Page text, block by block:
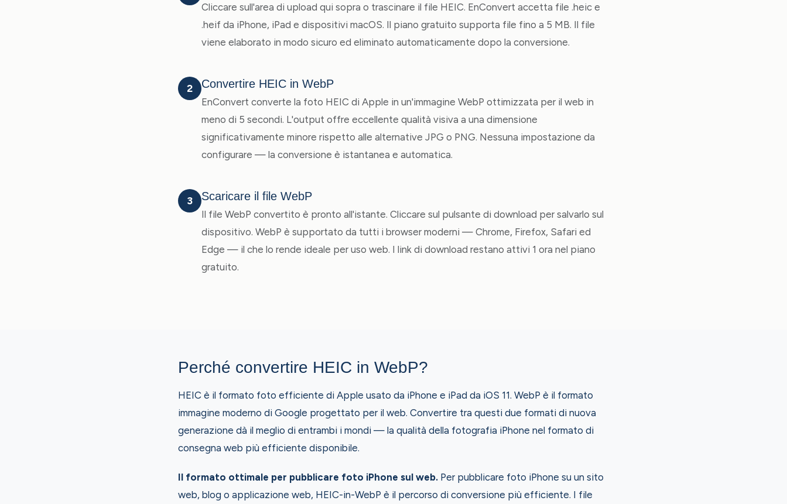
Cliccare sull'area di upload qui sopra o trascinare il file HEIC. EnConvert accetta file .heic e
.heif da iPhone, iPad e dispositivi macOS. Il piano gratuito supporta file fino a 5 MB. Il file
viene elaborato in modo sicuro ed eliminato automaticamente dopo la conversione.
2 Convertire HEIC in WebP
EnConvert converte la foto HEIC di Apple in un'immagine WebP ottimizzata per il web in
meno di 5 secondi. L'output offre eccellente qualità visiva a una dimensione
significativamente minore rispetto alle alternative JPG o PNG. Nessuna impostazione da
configurare — la conversione è istantanea e automatica.
3 Scaricare il file WebP
Il file WebP convertito è pronto all'istante. Cliccare sul pulsante di download per salvarlo sul
dispositivo. WebP è supportato da tutti i browser moderni — Chrome, Firefox, Safari ed
Edge — il che lo rende ideale per uso web. I link di download restano attivi 1 ora nel piano
gratuito.
Perché convertire HEIC in WebP?
HEIC è il formato foto efficiente di Apple usato da iPhone e iPad da iOS 11. WebP è il formato
immagine moderno di Google progettato per il web. Convertire tra questi due formati di nuova
generazione dà il meglio di entrambi i mondi — la qualità della fotografia iPhone nel formato di
consegna web più efficiente disponibile.
Il formato ottimale per pubblicare foto iPhone sul web. Per pubblicare foto iPhone su un sito
web, blog o applicazione web, HEIC-in-WebP è il percorso di conversione più efficiente. I file